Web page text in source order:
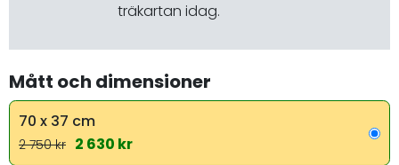
träkartan idag.
Mått och dimensioner
70 x 37 cm
2 750 kr 2 630 kr